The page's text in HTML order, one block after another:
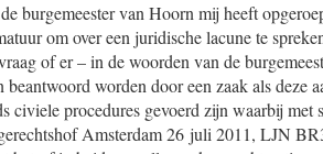
burgemeester van Hoorn mij heeft
om over een juridische lacune te
of er – in de woorden van de
beantwoord worden door een zaak als deze
civiele procedures gevoerd zijn waarbij
Amsterdam 26 juli 2011, LJN